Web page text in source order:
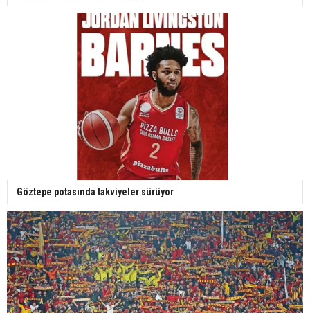
Göztepe potasında takviyeler sürüyor